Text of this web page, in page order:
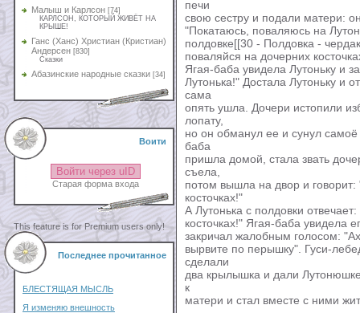
Малыш и Карлсон [74]
КАРЛСОН, КОТОРЫЙ ЖИВЁТ НА
КРЫШЕ!
Ганс (Ханс) Христиан (Кристиан)
Андерсен [830]
Сказки
Абазинские народные сказки [34]
Воити
Войти через uID
Старая форма входа
This feature is for Premium users only!
Последнее прочитанное
БЛЕСТЯЩАЯ МЫСЛЬ
Я изменяю внешность
печи
свою сестру и подали матери:
"Покатаюсь, поваляюсь на
полдовке[[30 - Полдовка -
поваляйся на дочерних
Ягая-баба увидела Лутоньку и
Лутонька!" Достала Лутоньку и
сама
опять ушла. Дочери истопили
лопату,
но он обманул ее и сунул
баба
пришла домой, стала звать
съела,
потом вышла на двор и
косточках!"
А Лутонька с полдовки
косточках!" Ягая-баба увидела
закричал жалобным голосом:
вырвите по перышку". Гуси-
сделали
два крылышка и дали
к
матери и стал вместе с ними